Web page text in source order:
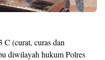
C (curat, curas dan
diwilayah hukum Polres